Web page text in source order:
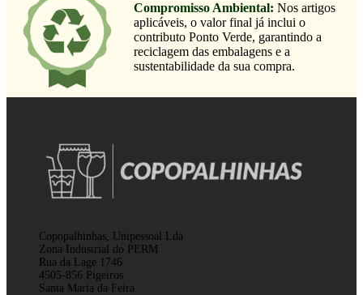
Compromisso Ambiental: Nos artigos
aplicáveis, o valor final já inclui o
contributo Ponto Verde, garantindo a
reciclagem das embalagens e a
sustentabilidade da sua compra.
Copopalhinhas, Unipessoal Lda
Zona Industrial do PERM
Rua da Lage 1746
4505-856 Pigeiros
Santa Maria da Feira